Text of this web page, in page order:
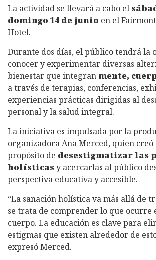
La actividad se llevará a cabo el
domingo 14 de junio en el
Hotel.
Durante dos días, el público tendrá la
conocer y experimentar diversas
bienestar que integran mente,
a través de terapias, conferencias,
experiencias prácticas dirigidas al
personal y la salud integral.
La iniciativa es impulsada por la
organizadora Ana Merced, quien creó
propósito de desestigmatizar las
holísticas y acercarlas al público
perspectiva educativa y accesible.
“La sanación holística va más allá de
se trata de comprender lo que ocurre
cuerpo. La educación es clave para
estigmas que existen alrededor de
expresó Merced.